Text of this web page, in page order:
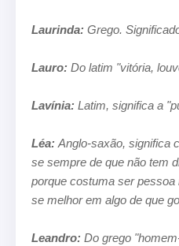
Laurinda: Grego.
Lauro: Do latim "vitória,
Lavínia: Latim, significa a
Léa: Anglo-saxão, significa
se sempre de que não tem
porque costuma serpessoa
se melhor em algo de que
Leandro: Do grego